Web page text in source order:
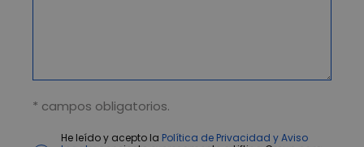
* campos obligatorios.
He leído y acepto la Política de Privacidad y Aviso